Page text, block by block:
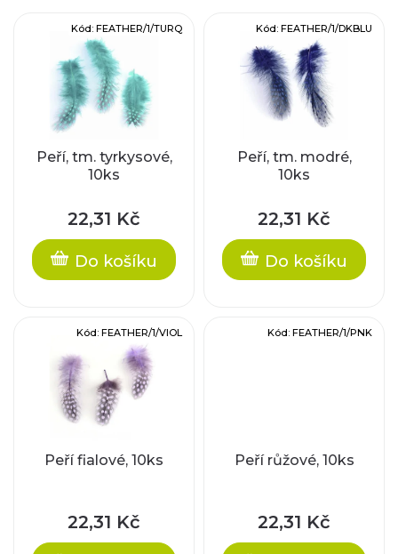
Peří, tm. tyrkysové,
10ks
22,31 Kč
Do košíku
Kód: FEATHER/1/TURQ
Peří, tm. modré,
10ks
22,31 Kč
Do košíku
Kód: FEATHER/1/DKBLU
Peří fialové, 10ks
22,31 Kč
Kód: FEATHER/1/VIOL
Peří růžové, 10ks
22,31 Kč
Kód: FEATHER/1/PNK